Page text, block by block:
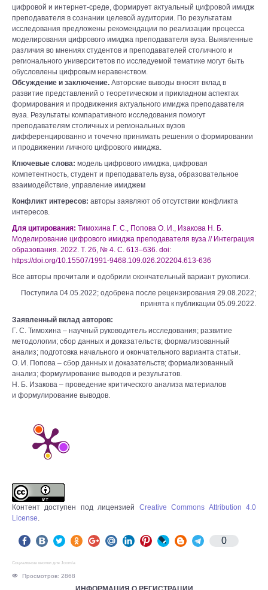
цифровой и интернет-среде, формирует актуальный цифровой имидж
преподавателя в сознании целевой аудитории. По результатам
исследования предложены рекомендации по реализации процесса
моделирования цифрового имиджа преподавателя вуза. Выявленные
различия во мнениях студентов и преподавателей столичного и
регионального университетов по исследуемой тематике могут быть
обусловлены цифровым неравенством.
Обсуждение и заключение. Авторские выводы вносят вклад в
развитие представлений о теоретическом и прикладном аспектах
формирования и продвижения актуального имиджа преподавателя
вуза. Результаты компаративного исследования помогут
преподавателям столичных и региональных вузов
дифференцированно и точечно принимать решения о формировании
и продвижении личного цифрового имиджа.
Ключевые слова: модель цифрового имиджа, цифровая
компетентность, студент и преподаватель вуза, образовательное
взаимодействие, управление имиджем
Конфликт интересов: авторы заявляют об отсутствии конфликта
интересов.
Для цитирования: Тимохина Г. С., Попова О. И., Изакова Н. Б.
Моделирование цифрового имиджа преподавателя вуза // Интеграция
образования. 2022. Т. 26, № 4. С. 613–636. doi:
https://doi.org/10.15507/1991-9468.109.026.202204.613-636
Все авторы прочитали и одобрили окончательный вариант рукописи.
Поступила 04.05.2022; одобрена после рецензирования 29.08.2022;
принята к публикации 05.09.2022.
Заявленный вклад авторов:
Г. С. Тимохина – научный руководитель исследования; развитие
методологии; сбор данных и доказательств; формализованный
анализ; подготовка начального и окончательного варианта статьи.
О. И. Попова – сбор данных и доказательств; формализованный
анализ; формулирование выводов и результатов.
Н. Б. Изакова – проведение критического анализа материалов
и формулирование выводов.
Контент доступен под лицензией Creative Commons Attribution 4.0
License.
0
Социальные кнопки для Joomla
Просмотров: 2868